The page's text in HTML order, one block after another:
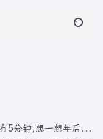
5分钟,想一想年后...